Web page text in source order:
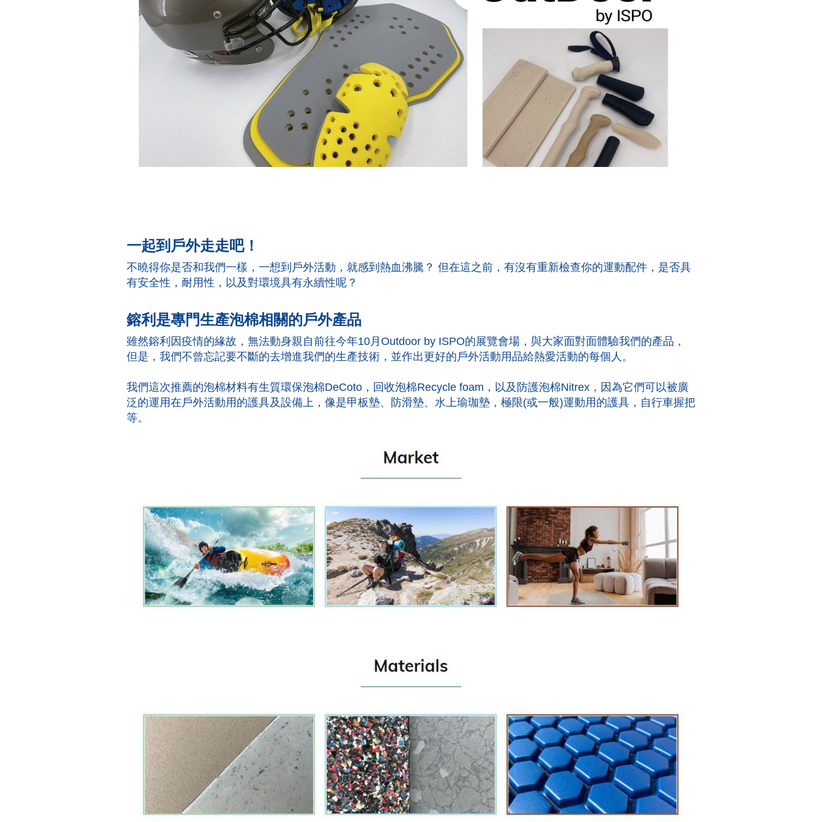
一起到戶外走走吧！
不曉得你是否和我們一樣，一想到戶外活動，就感到熱血沸騰？ 但在這之前，有沒有重新檢查你的運動配件，是否具
有安全性，耐用性，以及對環境具有永續性呢？
鎔利是專門生產泡棉相關的戶外產品
雖然鎔利因疫情的緣故，無法動身親自前往今年10月Outdoor by ISPO的展覽會場，與大家面對面體驗我們的產品，
但是，我們不曾忘記要不斷的去增進我們的生產技術，並作出更好的戶外活動用品給熱愛活動的每個人。
我們這次推薦的泡棉材料有生質環保泡棉DeCoto，回收泡棉Recycle foam，以及防護泡棉Nitrex，因為它們可以被廣
泛的運用在戶外活動用的護具及設備上，像是甲板墊、防滑墊、水上瑜珈墊，極限(或一般)運動用的護具，自行車握把
等。